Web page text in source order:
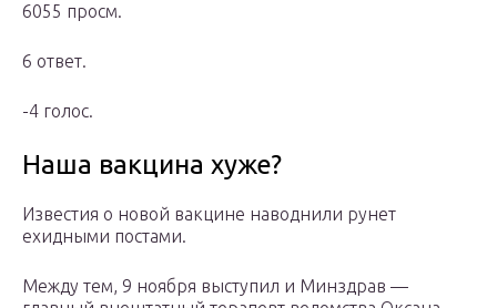
6055 просм.
6 ответ.
-4 голос.
Наша вакцина хуже?
Известия о новой вакцине наводнили рунет
ехидными постами.
Между тем, 9 ноября выступил и Минздрав —